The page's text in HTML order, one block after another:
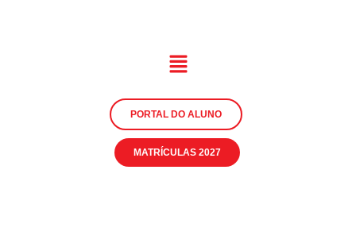
PORTAL DO ALUNO
MATRÍCULAS 2027